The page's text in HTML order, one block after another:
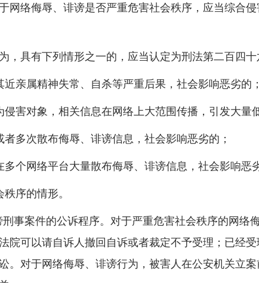
网络侮辱、诽谤是否严重危害社会秩序，应当综合
具有下列情形之一的，应当认定为刑法第二百四十
属精神失常、自杀等严重后果，社会影响恶劣的；
对象，相关信息在网络上大范围传播，引发大量
次散布侮辱、诽谤信息，社会影响恶劣的；
网络平台大量散布侮辱、诽谤信息，社会影响恶
序的情形。
案件的公诉程序。对于严重危害社会秩序的网络
院可以请自诉人撤回自诉或者裁定不予受理；已经
。对于网络侮辱、诽谤行为，被害人在公安机关立